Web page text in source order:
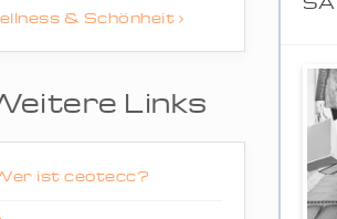
& Schönheit
Links
ist ceotecc?